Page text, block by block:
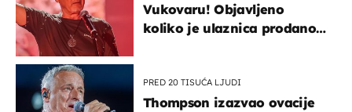
Vukovaru! Objavljeno
koliko je ulaznica prodano
PRED 20 TISUĆA LJUDI
Thompson izazvao ovacije